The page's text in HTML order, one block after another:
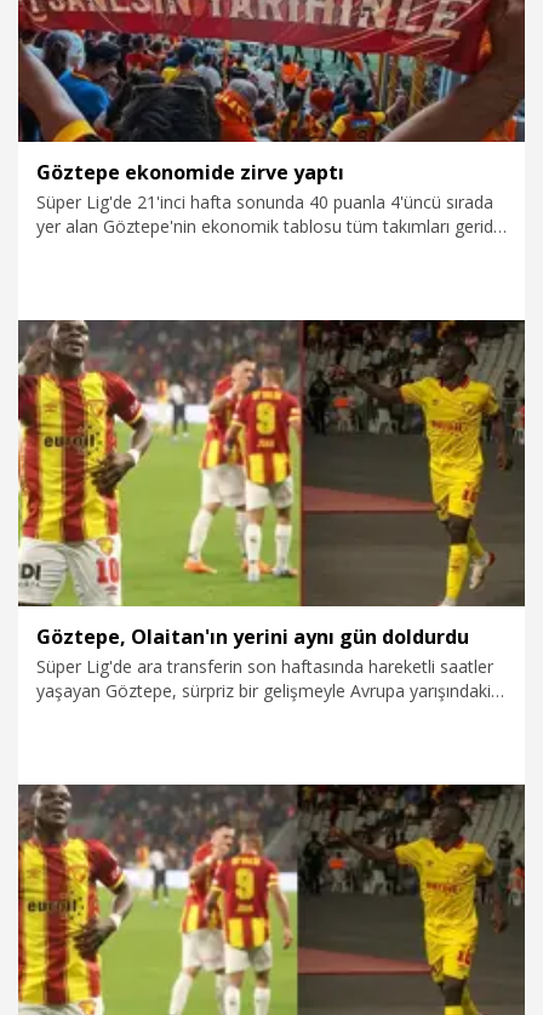
sağlamadı.
Göztepe ekonomide zirve yaptı
Süper Lig'de 21'inci hafta sonunda 40 puanla 4'üncü sırada
yer alan Göztepe'nin ekonomik tablosu tüm takımları geride
Son 6 ayda Romulo, Emersonn, Tijanic, Olaitan ve Ahmed
Ildız gibi isimleri büyük karla satan Göztepe transferde ise
büyük paralar harcamadan hem nokta atışı isimlere yöneldi
hem de geleceğe yatırım yaptı.
10.02.2026 Spor
Göztepe, Olaitan'ın yerini aynı gün doldurdu
Süper Lig'de ara transferin son haftasında hareketli saatler
yaşayan Göztepe, sürpriz bir gelişmeyle Avrupa yarışındaki
Alverca'ya kiralık gönderilen Rhaldney'in gidişleriyle transfer
ihtiyacı doğan Göz-Göz, teknik direktör Stanimir Stoilov'un
ülkesinde Levski Sofya'yı çalıştırdığı dönemden eski
öğrencisi olan 24 yaşındaki Krastev'le anlaşmaya vardı.
4.02.2026 Spor